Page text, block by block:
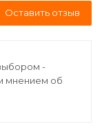
Оставить отзыв
-
мнением об